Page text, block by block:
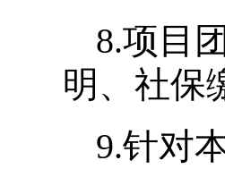
8.项目
明、社保
9.针对